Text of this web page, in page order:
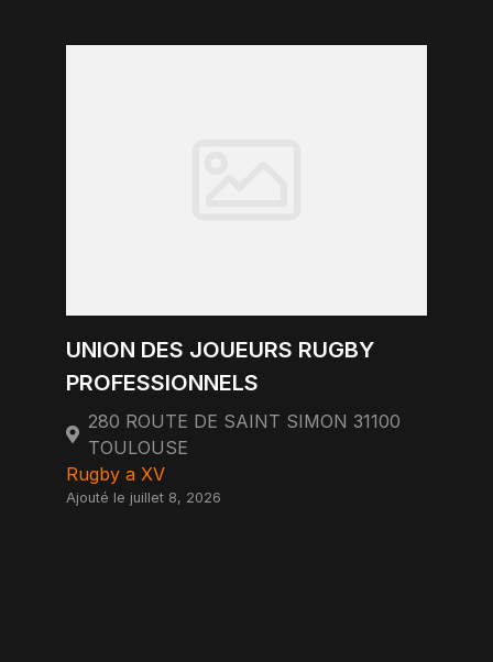
UNION DES JOUEURS RUGBY
PROFESSIONNELS
280 ROUTE DE SAINT SIMON 31100
TOULOUSE
Rugby a XV
Ajouté le juillet 8, 2026